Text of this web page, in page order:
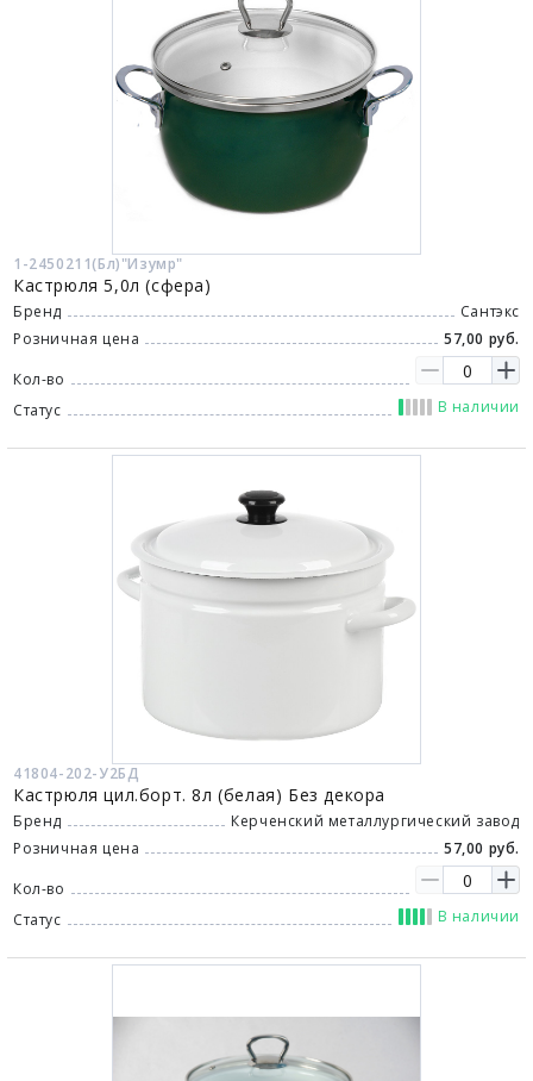
1-2450211(Бл)"Изумр"
Кастрюля 5,0л (сфера)
Бренд
Сантэкс
Розничная цена
57,00 руб.
Кол-во
Статус
В наличии
41804-202-У2БД
Кастрюля цил.борт. 8л (белая) Без декора
Бренд
Керченский металлургический завод
Розничная цена
57,00 руб.
Кол-во
Статус
В наличии